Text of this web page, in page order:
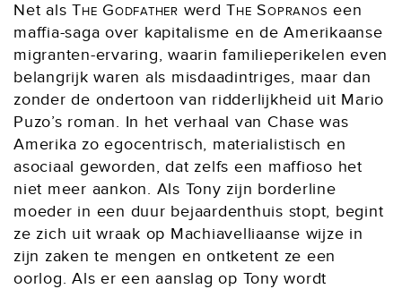
Net alsThe Godfather werdThe Sopranos een
maffia-saga over kapitalisme en de Amerikaanse
migranten-ervaring, waarin familieperikelen even
belangrijk waren als misdaadintriges, maar dan
zonder de ondertoon van ridderlijkheid uit Mario
Puzo’s roman. In het verhaal van Chase was
Amerika zo egocentrisch, materialistisch en
asociaal geworden, dat zelfs een maffioso het
niet meer aankon. Als Tony zijn borderline
moeder in een duur bejaardenthuis stopt, begint
ze zich uit wraak op Machiavelliaanse wijze in
zijn zaken te mengen en ontketent ze een
oorlog. Als er een aanslag op Tony wordt